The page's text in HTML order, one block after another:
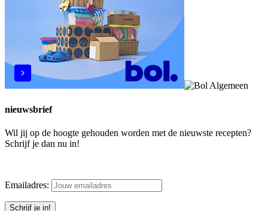
nieuwsbrief
Wil jij op de hoogte gehouden worden met de nieuwste recepten?
Schrijf je dan nu in!
Emailadres: